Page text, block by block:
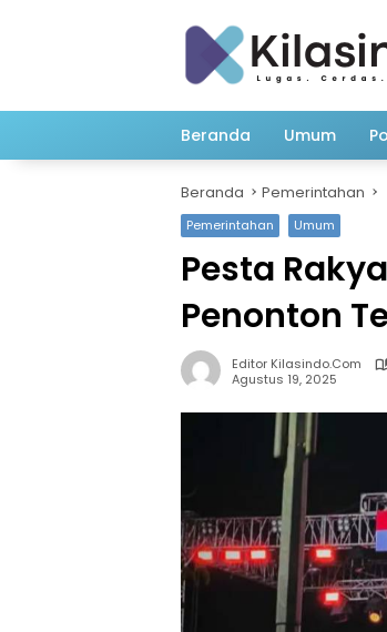
Beranda Umum
Beranda Pemerintahan
Pemerintahan Umum
Pesta
Penonton
Editor Kilasindo.com
Agustus 19, 2025